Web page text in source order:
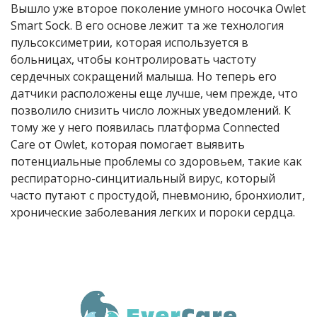
Вышло уже второе поколение умного носочка Owlet
Smart Sock. В его основе лежит та же технология
пульсоксиметрии, которая используется в
больницах, чтобы контролировать частоту
сердечных сокращений малыша. Но теперь его
датчики расположены еще лучше, чем прежде, что
позволило снизить число ложных уведомлений. К
тому же у него появилась платформа Connected
Care от Owlet, которая помогает выявить
потенциальные проблемы со здоровьем, такие как
респираторно-синцитиальный вирус, который
часто путают с простудой, пневмонию, бронхиолит,
хронические заболевания легких и пороки сердца.